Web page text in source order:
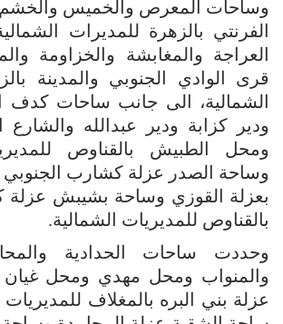
وساحات المعرص والخميس والخشم
الفرنتي بالزهرة للمديرات
العراجة والمغابشة والخزاومة
قرى الوادي الجنوبي والمدينة
الشمالية، الى جانب ساحات كدف
ودير كزابة ودير عبدالله والشارع
ومحل الطبيش بالقناوص
وساحة الصدر عزلة كشارب الجنوبي
بعزلة القوزي وساحة بشيبش عزلة
بالقناوص للمديريات الشمالية.
وحددت ساحات الحدادية
والمنواب ومحل مهدي ومحل غيان
عزلة بني البره بالمغلاف للمديريات